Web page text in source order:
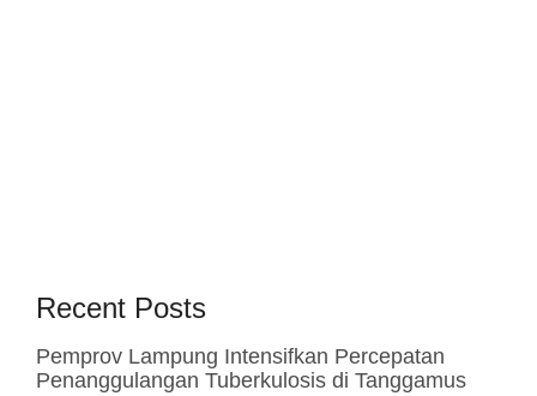
Recent Posts
Pemprov Lampung Intensifkan Percepatan
Penanggulangan Tuberkulosis di Tanggamus